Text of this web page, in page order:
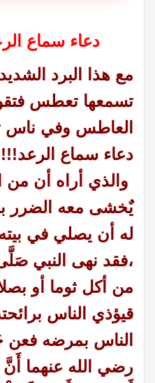
دعاء سماع
مع هذا البرد
تسمعها تعطس
العاطس وفي ناس
دعاء سماع الرعد!!!
والذي أراه أن من
يٌخشى معه الضرر
له أن يصلي في
،فقد نهى النبي
من أكل ثوما أو
قيؤذي الناس
الناس بمرضه فعن
رضي الله عنهما